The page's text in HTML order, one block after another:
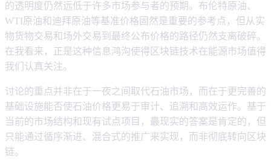
的透明度仍然远低于许多市场参与者的预期。布伦特原油、
WTI原油和迪拜原油等基准价格固然是重要的参考点，但从实
物货物交易和场外交易到最终公布价格的路径仍然支离破碎。
在我看来，正是这种信息鸿沟使得区块链技术在能源市场值得
我们认真关注。
讨论的重点并非在于一夜之间取代石油市场，而在于更完善的
基础设施能否使石油价格更易于审计、追溯和高效运作。基于
当前的市场结构和现有试点项目，最现实的答案是肯定的，但
只能通过循序渐进、混合式的推广来实现，而非彻底转向区块
链。